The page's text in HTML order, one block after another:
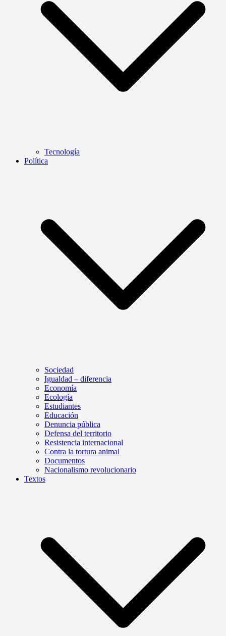
Tecnología
Política
Sociedad
Igualdad – diferencia
Economía
Ecología
Estudiantes
Educación
Denuncia pública
Defensa del territorio
Resistencia internacional
Contra la tortura animal
Documentos
Nacionalismo revolucionario
Textos